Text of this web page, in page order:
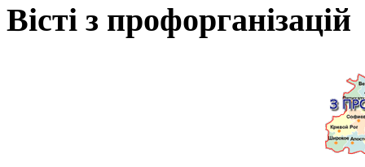
Вісті з профорганізацій